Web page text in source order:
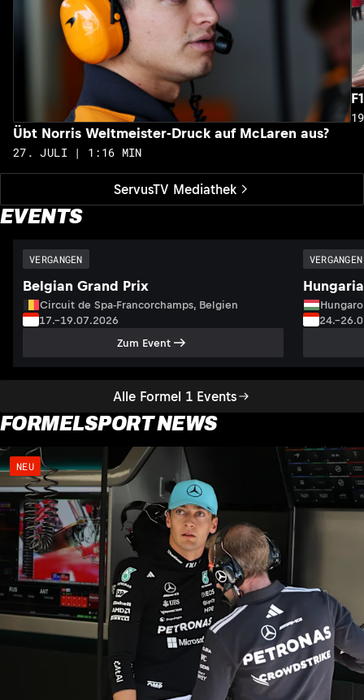
ServusTV Mediathek
Übt Norris Weltmeister-Druck auf McLaren aus?
27. JULI | 1:16 MIN
EVENTS
Alle Formel 1 Events
VERGANGEN
Belgian Grand Prix
Circuit de Spa-Francorchamps, Belgien
17.–19.07.2026
Zum Event
VERGANGEN
FORMELSPORT NEWS
NEU